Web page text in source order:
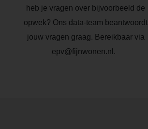
heb je vragen over bijvoorbeeld de
opwek? Ons data-team beantwoordt
jouw vragen graag. Bereikbaar via
epv@fijnwonen.nl.